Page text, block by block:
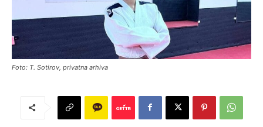
Foto: T. Sotirov, privatna arhiva